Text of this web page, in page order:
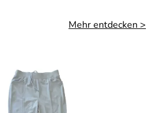
Mehr entdecken >